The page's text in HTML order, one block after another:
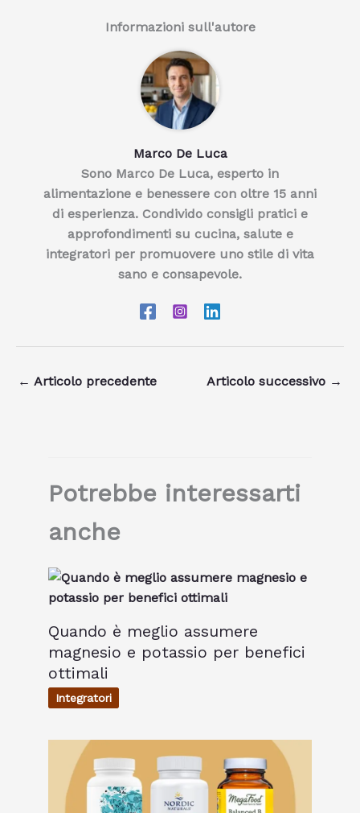
Informazioni sull'autore
Marco De Luca
Sono Marco De Luca, esperto in
alimentazione e benessere con oltre 15 anni
di esperienza. Condivido consigli pratici e
approfondimenti su cucina, salute e
integratori per promuovere uno stile di vita
sano e consapevole.
← Articolo precedente Articolo successivo →
Potrebbe interessarti
anche
Quando è meglio assumere
magnesio e potassio per benefici
ottimali
Integratori